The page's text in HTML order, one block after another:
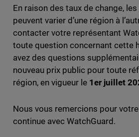
En raison des taux de change,
peuvent varier d’une région à
contacter votre représentant
toute question concernant cette
avez des questions
nouveau prix public pour toute
région, en vigueur le 1er juillet
Nous vous remercions pour
continue avec WatchGuard.